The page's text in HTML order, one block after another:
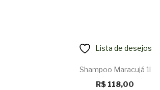
Lista de desejos
Shampoo Maracujá 1l
R$ 118,00